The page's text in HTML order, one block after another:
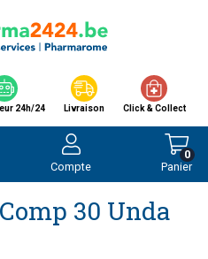
24h/24 Livraison Click & Collect
Compte Panier
0
30 Unda